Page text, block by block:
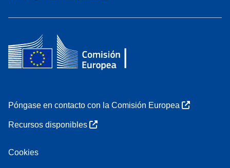
Póngase en contacto con la Comisión Europea
Recursos disponibles
Cookies